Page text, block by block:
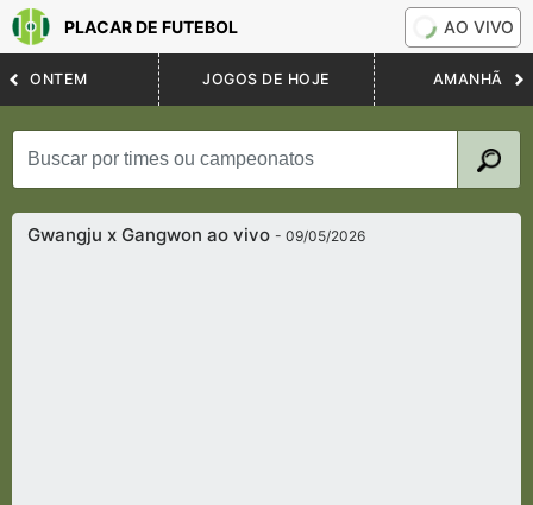
PLACAR DE FUTEBOL AO VIVO
ONTEM JOGOS DE HOJE AMANHÃ
Gwangju x Gangwon ao vivo- 09/05/2026